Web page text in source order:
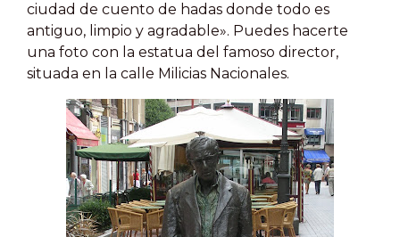
ciudad de cuento de hadas donde todo es
antiguo, limpio y agradable». Puedes hacerte
una foto con la estatua del famoso director,
situada en la calle Milicias Nacionales.